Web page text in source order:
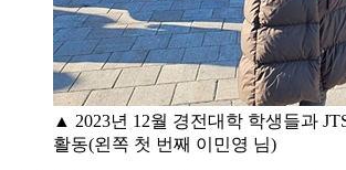
▲ 2023년 12월 경전대학 학생들과
활동(왼쪽 첫 번째 이민영 님)